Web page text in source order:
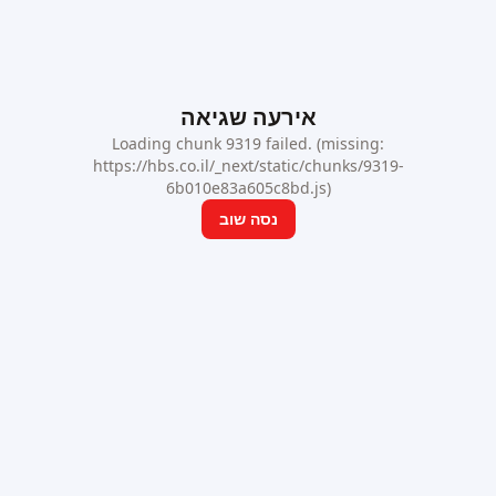
אירעה שגיאה
Loading chunk 9319 failed. (missing:
https://hbs.co.il/_next/static/chunks/9319-
6b010e83a605c8bd.js)